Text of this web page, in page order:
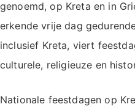
genoemd, op Kreta en in
erkende vrije dag
inclusief Kreta, viert
culturele, religieuze en
Nationale feestdagen op